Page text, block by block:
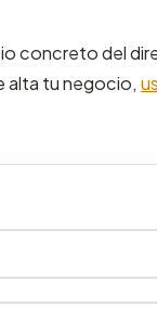
concreto del
alta tu negocio,